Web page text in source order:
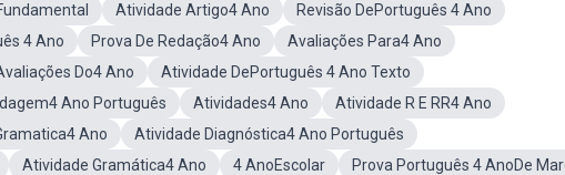
Atividade Artigo4 Ano
Revisão DePortuguês 4 Ano
4 Ano Prova De Redação4 Ano
Avaliações Para4 Ano
Do4 Ano
Atividade DePortuguês 4 Ano Texto
Ano Português Atividades4 Ano
Atividade R E RR4 Ano
Ano
Atividade Diagnóstica4 Ano Português
Atividade Gramática4 Ano 4 AnoEscolar
Prova Português 4 AnoDe